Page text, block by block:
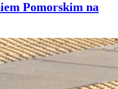
Pomorskim na